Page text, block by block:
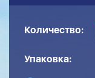
Количество:
Упаковка: